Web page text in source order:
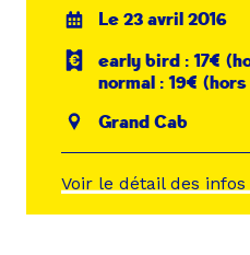
Le 23 avril 2016
early bird : 17€
normal : 19€
Grand Cab
Voir le détail des